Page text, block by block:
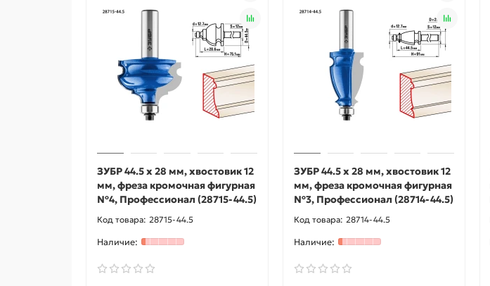
ЗУБР 44.5 x 28 мм, хвостовик 12
мм, фреза кромочная фигурная
№4, Профессионал (28715-44.5)
28715-44.5
ЗУБР 44.5 x 28 мм, хвостовик 12
мм, фреза кромочная фигурная
№3, Профессионал (28714-44.5)
28714-44.5